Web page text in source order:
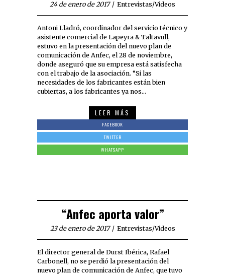
24 de enero de 2017 Entrevistas/Videos
Antoni Lladró, coordinador del servicio técnico y
asistente comercial de Lapeyra & Taltavull,
estuvo en la presentación del nuevo plan de
comunicación de Anfec, el 28 de noviembre,
donde aseguró que su empresa está satisfecha
con el trabajo de la asociación. “Si las
necesidades de los fabricantes están bien
cubiertas, a los fabricantes ya nos…
LEER MÁS
FACEBOOK
TWITTER
WHATSAPP
“Anfec aporta valor”
23 de enero de 2017 Entrevistas/Videos
El director general de Durst Ibérica, Rafael
Carbonell, no se perdió la presentación del
nuevo plan de comunicación de Anfec, que tuvo